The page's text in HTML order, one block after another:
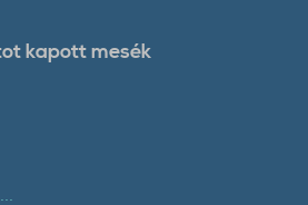
kapott mesék